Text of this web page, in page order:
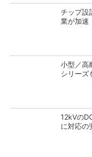
チップ設
業が加速
小型／高
シリーズ
12kVの
に対応の